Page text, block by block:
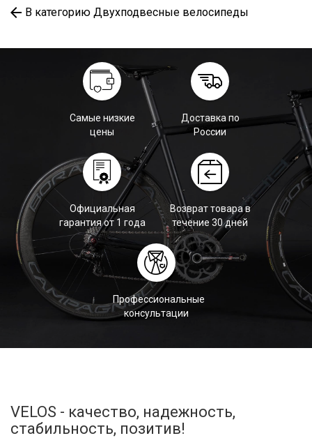
В категорию Двухподвесные велосипеды
Самые низкие
цены
Доставка по
России
Официальная
гарантия от 1 года
Возврат товара в
течение 30 дней
Профессиональные
консультации
VELOS - качество, надежность,
стабильность, позитив!